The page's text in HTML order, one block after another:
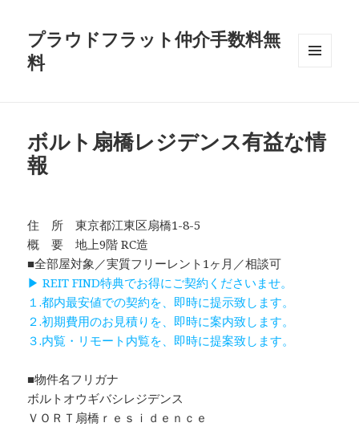
プラウドフラット仲介手数料無
料
ボルト扇橋レジデンス有益な情
報
住 所 東京都江東区扇橋1-8-5
概 要 地上9階 RC造
■全部屋対象／実質フリーレント1ヶ月／相談可
▶ REIT FIND特典でお得にご契約くださいませ。
１.都内最安値での契約を、即時に提示致します。
２.初期費用のお見積りを、即時に案内致します。
３.内覧・リモート内覧を、即時に提案致します。
■物件名フリガナ
ボルトオウギバシレジデンス
ＶＯＲＴ扇橋ｒｅｓｉｄｅｎｃｅ